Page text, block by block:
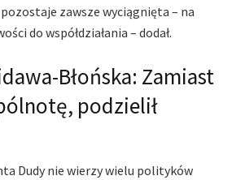
zawsze wyciągnięta – na
do współdziałania – dodał.
Błońska: Zamiast
podzielił
Dudy nie wierzy wielu polityków